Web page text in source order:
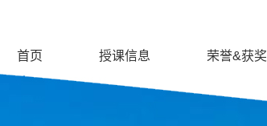
首页 授课信息 荣誉&获奖